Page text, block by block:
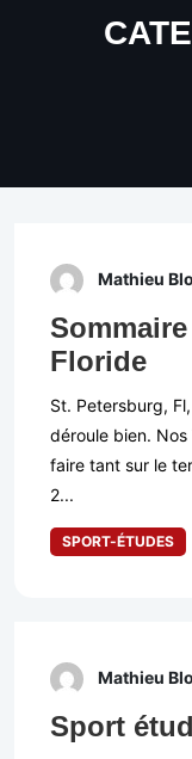
Mathieu
Floride
St. Petersburg,
déroule bien.
faire tant sur le
2...
SPORT-ÉTUDES
Mathieu
Sport